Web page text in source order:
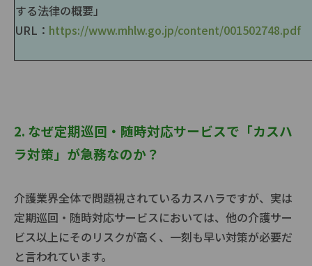
する法律の概要」
URL： https://www.mhlw.go.jp/content/001502748.pdf
2. なぜ定期巡回・随時対応サービスで「カスハ
ラ対策」が急務なのか？
介護業界全体で問題視されているカスハラですが、実は
定期巡回・随時対応サービスにおいては、他の介護サー
ビス以上にそのリスクが高く、一刻も早い対策が必要だ
と言われています。